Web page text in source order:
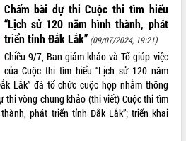
Chấm bài dự thi Cuộc thi tìm hiểu
“Lịch sử 120 năm hình thành, phát
triển tỉnh Đắk Lắk” (09/07/2024, 19:21)
Chiều 9/7, Ban giám khảo và Tổ giúp việc
của Cuộc thi tìm hiểu “Lịch sử 120 năm
Lắk” đã tổ chức cuộc họp nhằm thông
thi vòng chung khảo (thi viết) Cuộc thi tìm
phát triển tỉnh Đắk Lắk”; triển khai